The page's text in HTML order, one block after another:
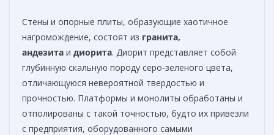
Стены и опорные плиты, образующие хаотичное
нагромождение, состоят из гранита,
андезита и диорита. Диорит представляет собой
глубинную скальную породу серо-зеленого цвета,
отличающуюся невероятной твердостью и
прочностью. Платформы и монолиты обработаны и
отполированы с такой точностью, будто их привезли
с предприятия, оборудованного самыми